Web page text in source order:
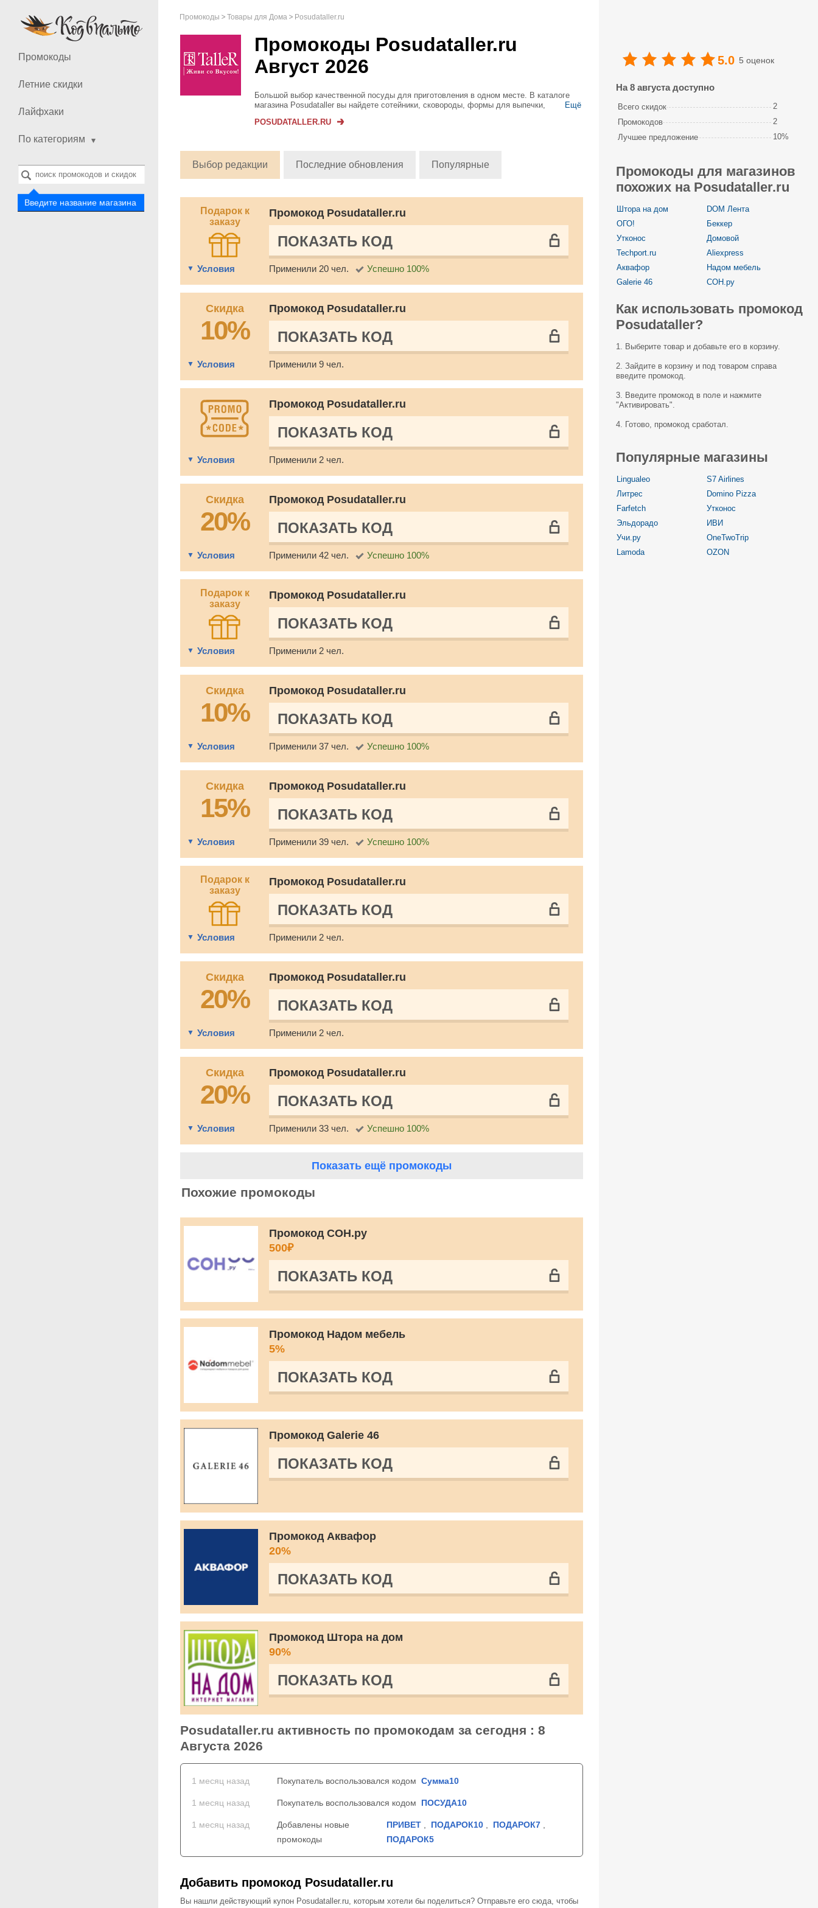
Промокоды
Летние скидки
Лайфхаки
По категориям
Введите название магазина
Промокоды Товары для Дома Posudataller.ru
Промокоды Posudataller.ru
Август 2026
Большой выбор качественной посуды для приготовления в одном месте. В каталоге
магазина Posudataller вы найдете сотейники, сковороды, формы для выпечки,
принадлежности, кот...
Ещё
POSUDATALLER.RU
Выбор редакции Последние обновления Популярные
Подарок к
заказу
Промокод Posudataller.ru
ПОКАЗАТЬ КОД
Условия Применили 20 чел. Успешно 100%
Скидка
10%
Промокод Posudataller.ru
ПОКАЗАТЬ КОД
Условия Применили 9 чел.
Промокод Posudataller.ru
ПОКАЗАТЬ КОД
Условия Применили 2 чел.
Скидка
20%
Промокод Posudataller.ru
ПОКАЗАТЬ КОД
Условия Применили 42 чел. Успешно 100%
Подарок к
заказу
Промокод Posudataller.ru
ПОКАЗАТЬ КОД
Условия Применили 2 чел.
Скидка
10%
Промокод Posudataller.ru
ПОКАЗАТЬ КОД
Условия Применили 37 чел. Успешно 100%
Скидка
15%
Промокод Posudataller.ru
ПОКАЗАТЬ КОД
Условия Применили 39 чел. Успешно 100%
Подарок к
заказу
Промокод Posudataller.ru
ПОКАЗАТЬ КОД
Условия Применили 2 чел.
Скидка
20%
Промокод Posudataller.ru
ПОКАЗАТЬ КОД
Условия Применили 2 чел.
Скидка
20%
Промокод Posudataller.ru
ПОКАЗАТЬ КОД
Условия Применили 33 чел. Успешно 100%
Показать ещё промокоды
Похожие промокоды
Промокод СОН.ру
500₽
ПОКАЗАТЬ КОД
Промокод Надом мебель
5%
ПОКАЗАТЬ КОД
Промокод Galerie 46
ПОКАЗАТЬ КОД
Промокод Аквафор
20%
ПОКАЗАТЬ КОД
Промокод Штора на дом
90%
ПОКАЗАТЬ КОД
Posudataller.ru активность по промокодам за сегодня : 8
Августа 2026
1 месяц назад Покупатель воспользовался кодом Сумма10
1 месяц назад Покупатель воспользовался кодом ПОСУДА10
1 месяц назад
Добавлены новые
промокоды
ПРИВЕТ, ПОДАРОК10, ПОДАРОК7,
ПОДАРОК5
Добавить промокод Posudataller.ru
Вы нашли действующий купон Posudataller.ru, которым хотели бы поделиться? Отправьте его сюда, чтобы
5.0 5 оценок
На 8 августа доступно
Всего скидок
2
Промокодов
2
Лучшее предложение
10%
Промокоды для магазинов
похожих на Posudataller.ru
Штора на дом
DOM Лента
ОГО!
Беккер
Утконос
Домовой
Techport.ru
Aliexpress
Аквафор
Надом мебель
Galerie 46
СОН.ру
Как использовать промокод
Posudataller?
1. Выберите товар и добавьте его в корзину.
2. Зайдите в корзину и под товаром справа
введите промокод.
3. Введите промокод в поле и нажмите
"Активировать".
4. Готово, промокод сработал.
Популярные магазины
Lingualeo
S7 Airlines
Литрес
Domino Pizza
Farfetch
Утконос
Эльдорадо
ИВИ
Учи.ру
OneTwoTrip
Lamoda
OZON